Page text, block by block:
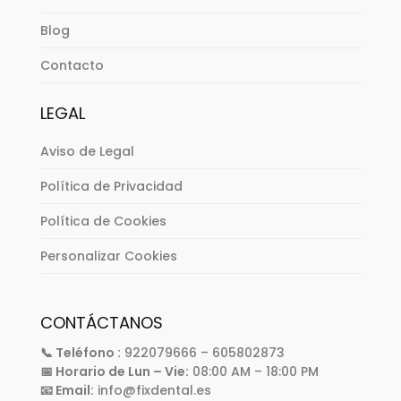
Blog
Contacto
LEGAL
Aviso de Legal
Política de Privacidad
Política de Cookies
Personalizar Cookies
CONTÁCTANOS
📞 Teléfono : 922079666 – 605802873
📅 Horario de Lun – Vie: 08:00 AM – 18:00 PM
📧 Email: info@fixdental.es